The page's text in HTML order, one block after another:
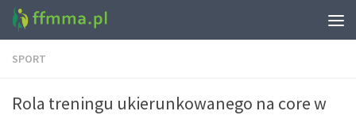
SPORT
Rola treningu ukierunkowanego na core w